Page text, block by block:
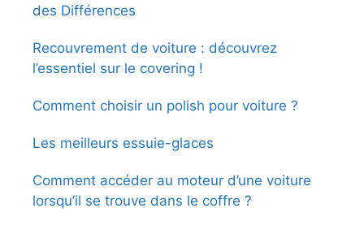
des Différences
Recouvrement de voiture : découvrez
l’essentiel sur le covering !
Comment choisir un polish pour voiture ?
Les meilleurs essuie-glaces
Comment accéder au moteur d’une voiture
lorsqu’il se trouve dans le coffre ?